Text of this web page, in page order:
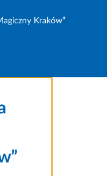
Kraków”